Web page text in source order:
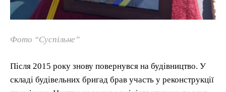
Фото “Суспільне”
Після 2015 року знову повернувся на будівництво. У
складі будівельних бригад брав участь у реконструкції